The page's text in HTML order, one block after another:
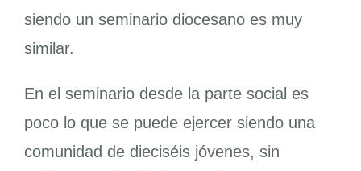
siendo un seminario diocesano es muy
similar.
En el seminario desde la parte social es
poco lo que se puede ejercer siendo una
comunidad de dieciséis jóvenes, sin